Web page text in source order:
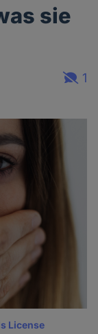
sie
1
License